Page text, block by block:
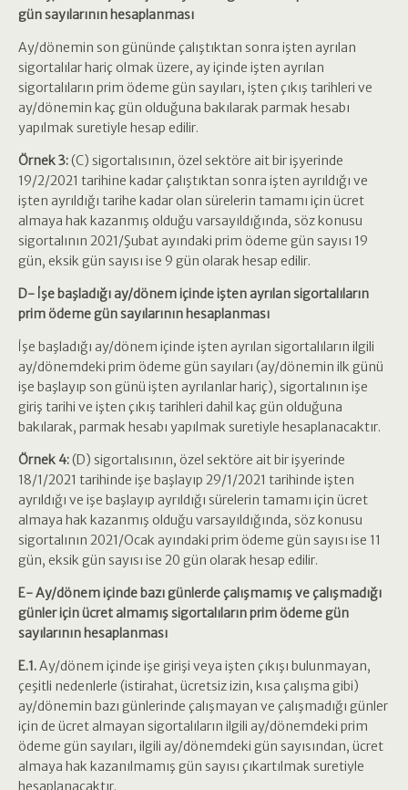
gün sayılarının hesaplanması
Ay/dönemin son gününde çalıştıktan sonra işten ayrılan
sigortalılar hariç olmak üzere, ay içinde işten ayrılan
sigortalıların prim ödeme gün sayıları, işten çıkış tarihleri ve
ay/dönemin kaç gün olduğuna bakılarak parmak hesabı
yapılmak suretiyle hesap edilir.
Örnek 3:(C) sigortalısının, özel sektöre ait bir işyerinde
19/2/2021 tarihine kadar çalıştıktan sonra işten ayrıldığı ve
işten ayrıldığı tarihe kadar olan sürelerin tamamı için ücret
almaya hak kazanmış olduğu varsayıldığında, söz konusu
sigortalının 2021/Şubat ayındaki prim ödeme gün sayısı 19
gün, eksik gün sayısı ise 9 gün olarak hesap edilir.
D- İşe başladığı ay/dönem içinde işten ayrılan sigortalıların
prim ödeme gün sayılarının hesaplanması
İşe başladığı ay/dönem içinde işten ayrılan sigortalıların ilgili
ay/dönemdeki prim ödeme gün sayıları (ay/dönemin ilk günü
işe başlayıp son günü işten ayrılanlar hariç), sigortalının işe
giriş tarihi ve işten çıkış tarihleri dahil kaç gün olduğuna
bakılarak, parmak hesabı yapılmak suretiyle hesaplanacaktır.
Örnek 4:(D) sigortalısının, özel sektöre ait bir işyerinde
18/1/2021 tarihinde işe başlayıp 29/1/2021 tarihinde işten
ayrıldığı ve işe başlayıp ayrıldığı sürelerin tamamı için ücret
almaya hak kazanmış olduğu varsayıldığında, söz konusu
sigortalının 2021/Ocak ayındaki prim ödeme gün sayısı ise 11
gün, eksik gün sayısı ise 20 gün olarak hesap edilir.
E- Ay/dönem içinde bazı günlerde çalışmamış ve çalışmadığı
günler için ücret almamış sigortalıların prim ödeme gün
sayılarının hesaplanması
E.1.Ay/dönem içinde işe girişi veya işten çıkışı bulunmayan,
çeşitli nedenlerle (istirahat, ücretsiz izin, kısa çalışma gibi)
ay/dönemin bazı günlerinde çalışmayan ve çalışmadığı günler
için de ücret almayan sigortalıların ilgili ay/dönemdeki prim
ödeme gün sayıları, ilgili ay/dönemdeki gün sayısından, ücret
almaya hak kazanılmamış gün sayısı çıkartılmak suretiyle
hesaplanacaktır.